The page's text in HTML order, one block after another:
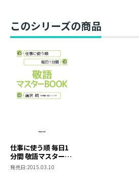
――「はじめに」より
本書では、私の就職活動、営業マ
事、面接官が使用し、効果があっ
倍増の敬語フレーズを集めました
ソンのお役に立つように、敬語を
づけしたオリジナルバイブルです。
英単語や英熟語のように、〈でる
していく、即効性のある内容になっ
仕事の実践でのコミュニケーショ
ち合わせ、面談、電話など、どん
このシリーズの商品
仕事に使う順 毎日1
分間 敬語マスター
BOOK
発売日:2015.03.10